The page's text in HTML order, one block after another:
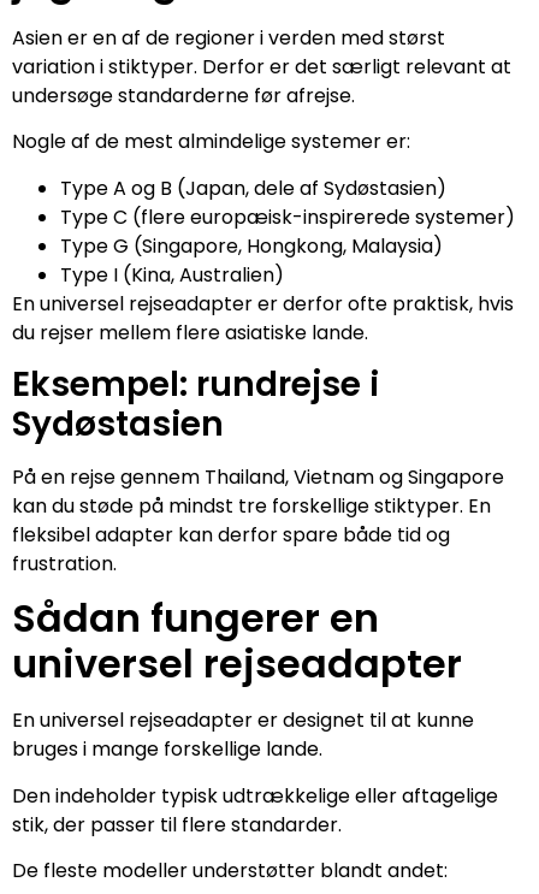
Asien er en af de regioner i verden med størst
variation i stiktyper. Derfor er det særligt relevant at
undersøge standarderne før afrejse.
Nogle af de mest almindelige systemer er:
Type A og B (Japan, dele af Sydøstasien)
Type C (flere europæisk-inspirerede systemer)
Type G (Singapore, Hongkong, Malaysia)
Type I (Kina, Australien)
En universel rejseadapter er derfor ofte praktisk, hvis
du rejser mellem flere asiatiske lande.
Eksempel: rundrejse i
Sydøstasien
På en rejse gennem Thailand, Vietnam og Singapore
kan du støde på mindst tre forskellige stiktyper. En
fleksibel adapter kan derfor spare både tid og
frustration.
Sådan fungerer en
universel rejseadapter
En universel rejseadapter er designet til at kunne
bruges i mange forskellige lande.
Den indeholder typisk udtrækkelige eller aftagelige
stik, der passer til flere standarder.
De fleste modeller understøtter blandt andet: